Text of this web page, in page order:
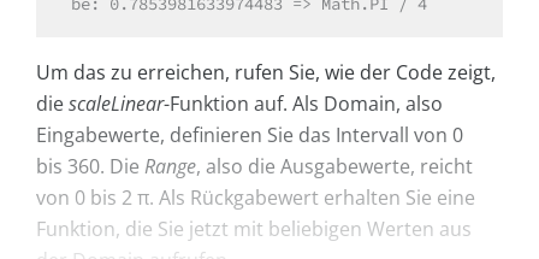
Um das zu erreichen, rufen Sie, wie der Code zeigt,
diescaleLinear-Funktion auf. Als Domain, also
Eingabewerte, definieren Sie das Intervall von 0
bis 360. Die Range, also die Ausgabewerte, reicht
von 0 bis 2 π. Als Rückgabewert erhalten Sie eine
Funktion, die Sie jetzt mit beliebigen Werten aus